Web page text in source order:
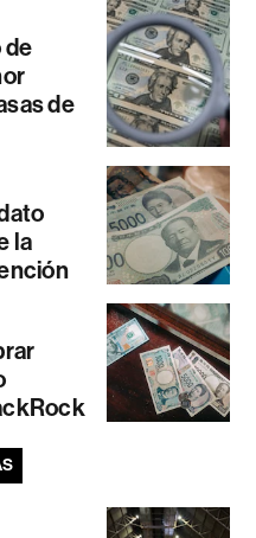
de
de
la